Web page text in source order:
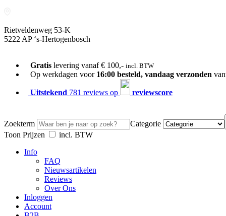
Rietveldenweg 53-K
5222 AP ‘s-Hertogenbosch
Gratislevering vanaf € 100,- incl. BTW
Op werkdagen voor 16:00 besteld, vandaag verzonden
Uitstekend 781 reviews op reviewscore
Zoekterm
Categorie
Toon Prijzen
incl. BTW
Info
FAQ
Nieuwsartikelen
Reviews
Over Ons
Inloggen
Account